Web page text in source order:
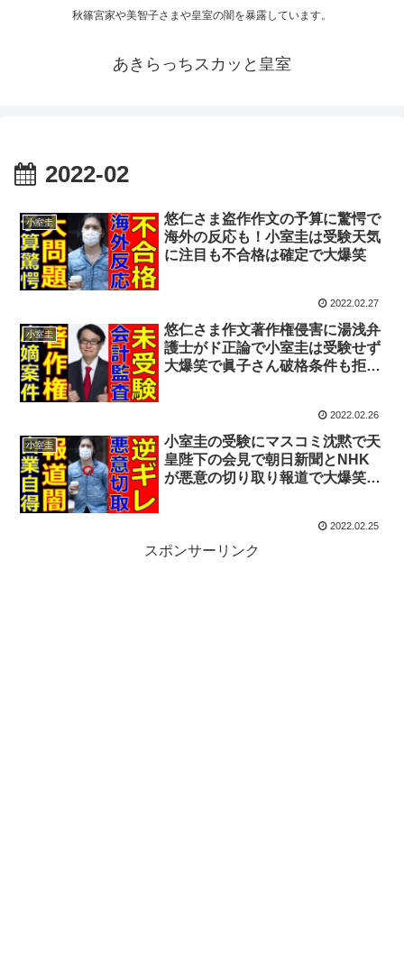
秋篠宮家や美智子さまや皇室の闇を暴露しています。
あきらっちスカッと皇室
2022-02
小室圭
悠仁さま盗作作文の予算に驚愕で
海外の反応も！小室圭は受験天気
に注目も不合格は確定で大爆笑
2022.02.27
小室圭
悠仁さま作文著作権侵害に湯浅弁
護士がド正論で小室圭は受験せず
大爆笑で眞子さん破格条件も拒否
2022.02.26
小室圭
小室圭の受験にマスコミ沈黙で天
皇陛下の会見で朝日新聞とNHK
が悪意の切り取り報道で大爆笑！
2022.02.25
スポンサーリンク